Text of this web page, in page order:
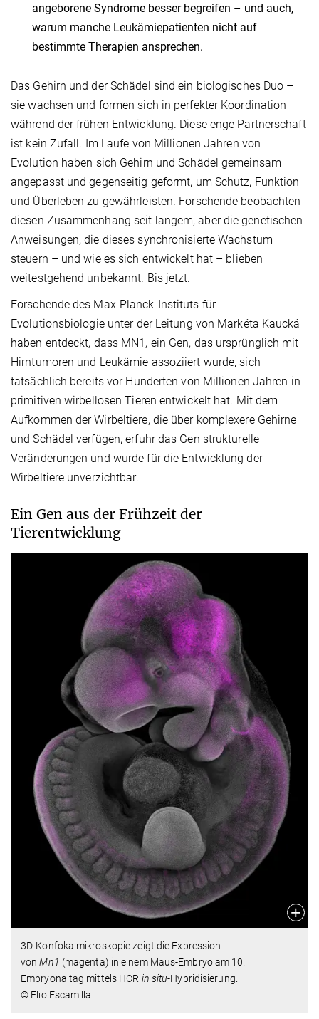
angeborene Syndrome besser begreifen – und auch,
warum manche Leukämiepatienten nicht auf
bestimmte Therapien ansprechen.
Das Gehirn und der Schädel sind ein biologisches Duo –
sie wachsen und formen sich in perfekter Koordination
während der frühen Entwicklung. Diese enge Partnerschaft
ist kein Zufall. Im Laufe von Millionen Jahren von
Evolution haben sich Gehirn und Schädel gemeinsam
angepasst und gegenseitig geformt, um Schutz, Funktion
und Überleben zu gewährleisten. Forschende beobachten
diesen Zusammenhang seit langem, aber die genetischen
Anweisungen, die dieses synchronisierte Wachstum
steuern – und wie es sich entwickelt hat – blieben
weitestgehend unbekannt. Bis jetzt.
Forschende des Max-Planck-Instituts für
Evolutionsbiologie unter der Leitung von Markéta Kaucká
haben entdeckt, dass MN1, ein Gen, das ursprünglich mit
Hirntumoren und Leukämie assoziiert wurde, sich
tatsächlich bereits vor Hunderten von Millionen Jahren in
primitiven wirbellosen Tieren entwickelt hat. Mit dem
Aufkommen der Wirbeltiere, die über komplexere Gehirne
und Schädel verfügen, erfuhr das Gen strukturelle
Veränderungen und wurde für die Entwicklung der
Wirbeltiere unverzichtbar.
Ein Gen aus der Frühzeit der
Tierentwicklung
3D-Konfokalmikroskopie zeigt die Expression
vonMn1 (magenta) in einem Maus-Embryo am 10.
Embryonaltag mittels HCR in situ-Hybridisierung.
© Elio Escamilla